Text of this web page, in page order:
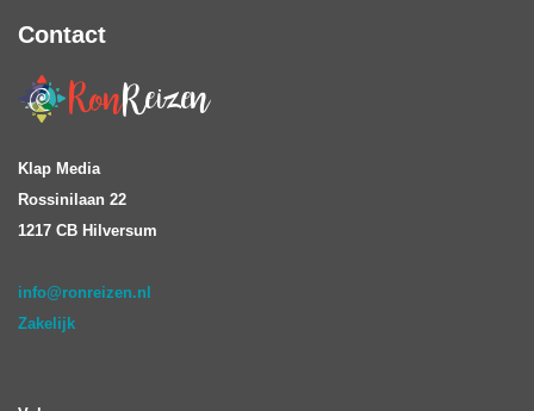
Contact
Klap Media
Rossinilaan 22
1217 CB Hilversum
info@ronreizen.nl
Zakelijk